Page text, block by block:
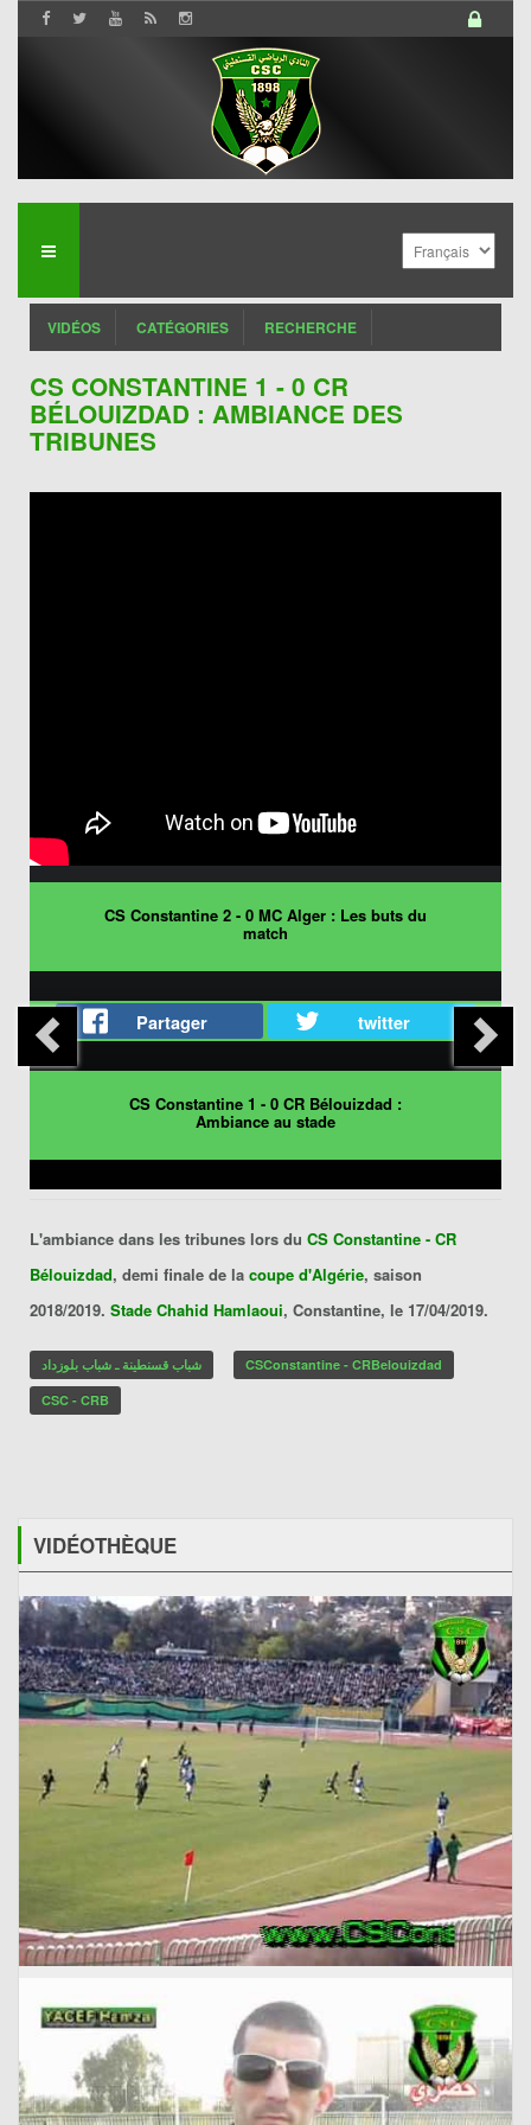
VIDÉOS CATÉGORIES RECHERCHE
CS CONSTANTINE 1 - 0 CR
BÉLOUIZDAD : AMBIANCE DES
TRIBUNES
CS Constantine 2 - 0 MC Alger : Les buts du
match
Partager twitter
CS Constantine 1 - 0 CR Bélouizdad :
Ambiance au stade
L'ambiance dans les tribunes lors du CS Constantine - CR
Bélouizdad, demi finale de la coupe d'Algérie, saison
2018/2019. Stade Chahid Hamlaoui, Constantine, le 17/04/2019.
شباب قسنطينة ـ شباب بلوزداد
CSConstantine - CRBelouizdad
CSC - CRB
VIDÉOTHÈQUE